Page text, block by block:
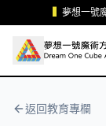
跳至主要內容夢想一號
返回教育專欄